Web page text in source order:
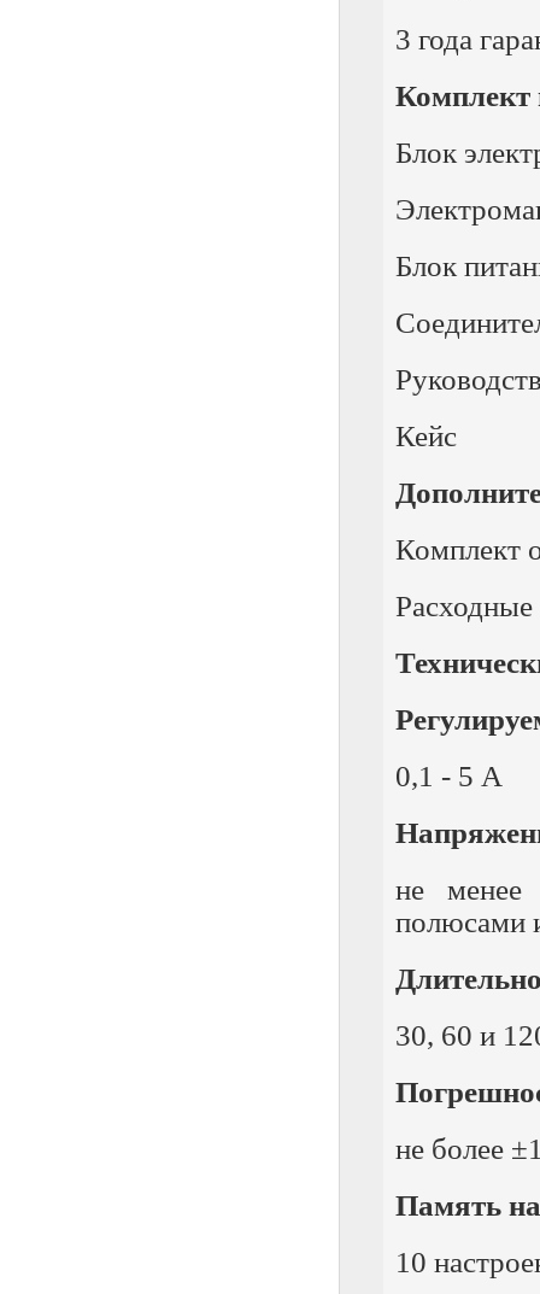
3 года
Комплект
Блок
Блок
Кейс
Комплект
0,1 - 5 А
не
полюсами
30, 60 и
не более
Память
10